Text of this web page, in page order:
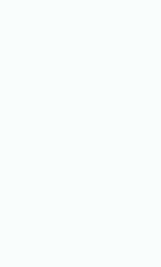
Link)
Link)
externen Link)
(Öffnet externen Link)
(Öffnet externen Link)